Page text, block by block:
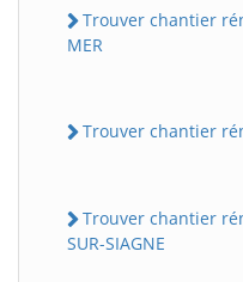
Trouver chantier
MER
Trouver chantier
Trouver chantier
SUR-SIAGNE